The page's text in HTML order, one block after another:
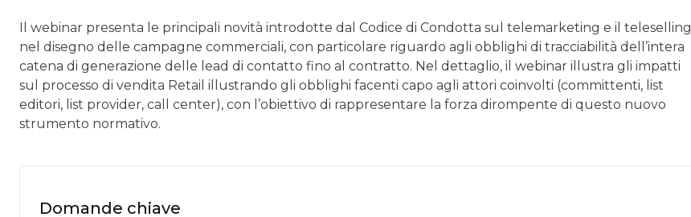
Il webinar presenta le principali novità introdotte dal Codice di Condotta sul telemarketing e il teleselling
nel disegno delle campagne commerciali, con particolare riguardo agli obblighi di tracciabilità dell’intera
catena di generazione delle lead di contatto fino al contratto. Nel dettaglio, il webinar illustra gli impatti
sul processo di vendita Retail illustrando gli obblighi facenti capo agli attori coinvolti (committenti, list
editori, list provider, call center), con l’obiettivo di rappresentare la forza dirompente di questo nuovo
strumento normativo.
Domande chiave